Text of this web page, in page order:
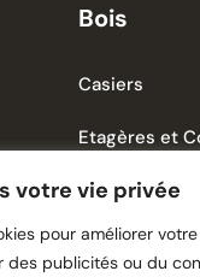
votre vie privée
pour améliorer
des publicités ou du
Bois
Casiers
Etagères et
Accessoires